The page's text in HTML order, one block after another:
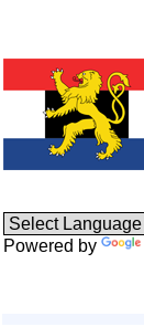
Powered by